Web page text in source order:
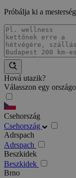
Próbálja ki a
Hová utazik?
Válasszon egy
Csehország
Csehország
Adrspach
Adrspach
Beszkidek
Beszkidek
Brno